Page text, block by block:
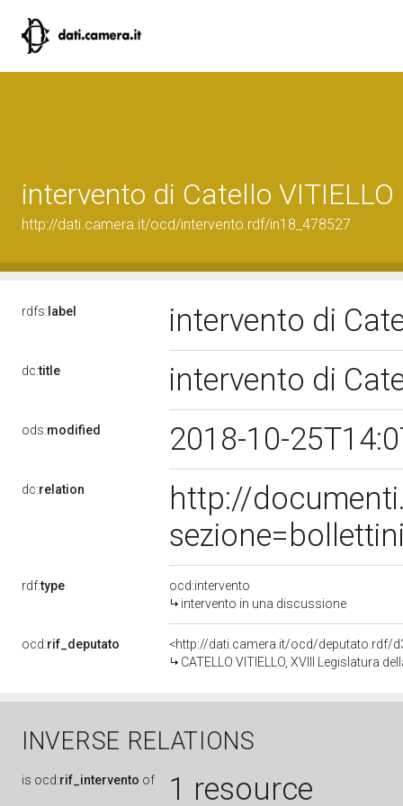
intervento di Catello VITIELLO
http://dati.camera.it/ocd/intervento.rdf/in18_478527
rdfs: label intervento di
dc:title intervento di
ods:modified 2018-10-
dc:relation
http://
rdf:type
ocd:intervento
intervento in una discussione
ocd:rif_deputato
<http://dati.camera.it/ocd/deputato.rdf/
CATELLO VITIELLO, XVIII Legislatura
INVERSE RELATIONS
is ocd:rif_intervento of 1 resource